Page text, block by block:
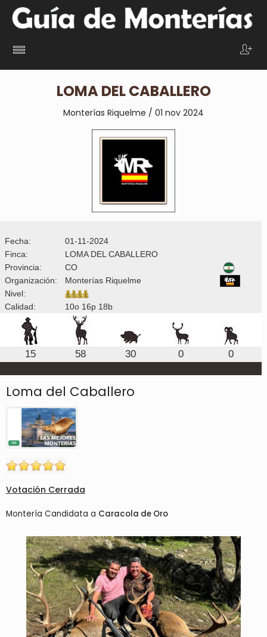
LOMA DEL CABALLERO
Monterías Riquelme / 01 nov 2024
Fecha:
01-11-2024
Finca:
LOMA DEL CABALLERO
Provincia:
CO
Organización:
Monterías Riquelme
Nivel:
Calidad:
10o 16p 18b
15 58 30 0 0
Loma del Caballero
Votación Cerrada
Montería Candidata a Caracola de Oro